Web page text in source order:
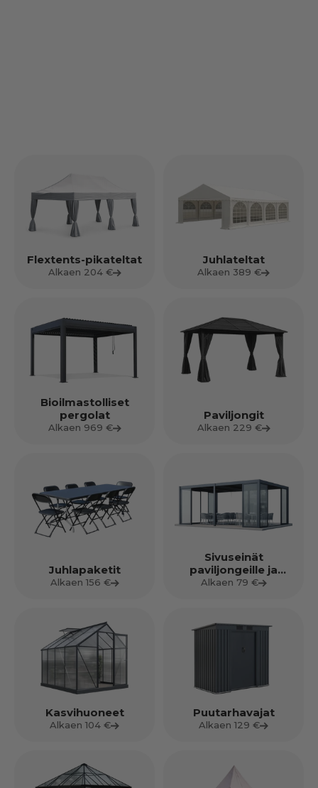
Flextents-pikateltat
Alkaen 204 €
Juhlateltat
Alkaen 389 €
Bioilmastolliset
pergolat
Alkaen 969 €
Paviljongit
Alkaen 229 €
Juhlapaketit
Alkaen 156 €
Sivuseinät
paviljongeille ja
pergoloille
Alkaen 79 €
Kasvihuoneet
Alkaen 104 €
Puutarhavajat
Alkaen 129 €